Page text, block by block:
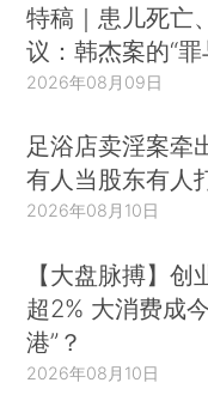
特稿｜患儿死亡
议：韩杰案的“罪
2026年08月09日
足浴店卖淫案牵
有人当股东有人
2026年08月10日
【大盘脉搏】创
超2% 大消费成
港”？
2026年08月10日